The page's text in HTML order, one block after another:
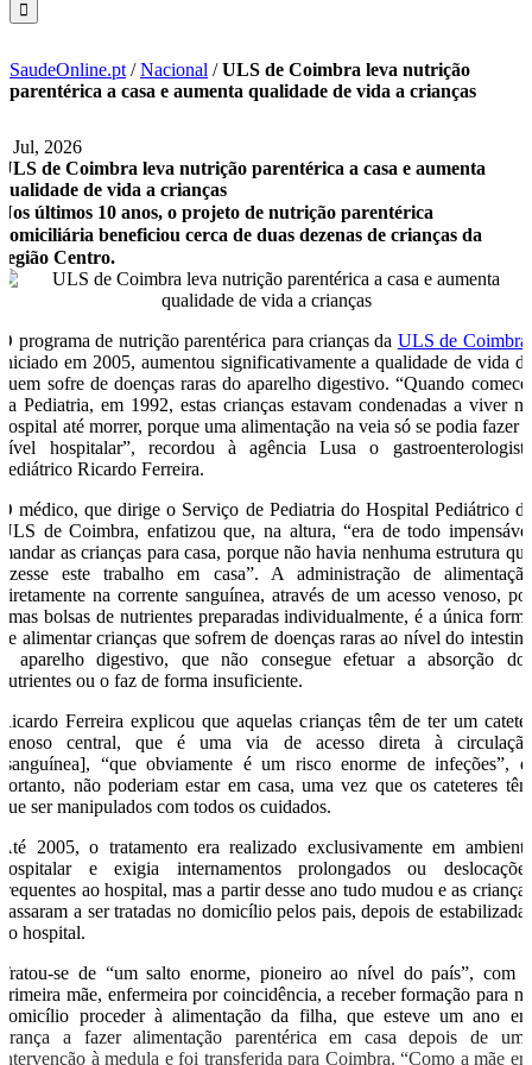
SaudeOnline.pt /Nacional /ULS de Coimbra leva nutrição
parentérica a casa e aumenta qualidade de vida a crianças
6 Jul, 2026
ULS de Coimbra leva nutrição parentérica a casa e aumenta
qualidade de vida a crianças
Nos últimos 10 anos, o projeto de nutrição parentérica
domiciliária beneficiou cerca de duas dezenas de crianças da
região Centro.
O programa de nutrição parentérica para crianças da ULS de Coimbra
iniciado em 2005, aumentou significativamente a qualidade de vida de
quem sofre de doenças raras do aparelho digestivo. “Quando comecei
na Pediatria, em 1992, estas crianças estavam condenadas a viver no
hospital até morrer, porque uma alimentação na veia só se podia fazer a
nível hospitalar”, recordou à agência Lusa o gastroenterologista
pediátrico Ricardo Ferreira.
O médico, que dirige o Serviço de Pediatria do Hospital Pediátrico da
ULS de Coimbra, enfatizou que, na altura, “era de todo impensável
mandar as crianças para casa, porque não havia nenhuma estrutura que
fizesse este trabalho em casa”. A administração de alimentação
diretamente na corrente sanguínea, através de um acesso venoso, por
umas bolsas de nutrientes preparadas individualmente, é a única forma
de alimentar crianças que sofrem de doenças raras ao nível do intestino
e aparelho digestivo, que não consegue efetuar a absorção dos
nutrientes ou o faz de forma insuficiente.
Ricardo Ferreira explicou que aquelas crianças têm de ter um cateter
venoso central, que é uma via de acesso direta à circulação
[sanguínea], “que obviamente é um risco enorme de infeções”, e,
portanto, não poderiam estar em casa, uma vez que os cateteres têm
que ser manipulados com todos os cuidados.
Até 2005, o tratamento era realizado exclusivamente em ambiente
hospitalar e exigia internamentos prolongados ou deslocações
frequentes ao hospital, mas a partir desse ano tudo mudou e as crianças
passaram a ser tratadas no domicílio pelos pais, depois de estabilizadas
no hospital.
Tratou-se de “um salto enorme, pioneiro ao nível do país”, com a
primeira mãe, enfermeira por coincidência, a receber formação para no
domicílio proceder à alimentação da filha, que esteve um ano em
França a fazer alimentação parentérica em casa depois de uma
intervenção à medula e foi transferida para Coimbra. “Como a mãe era